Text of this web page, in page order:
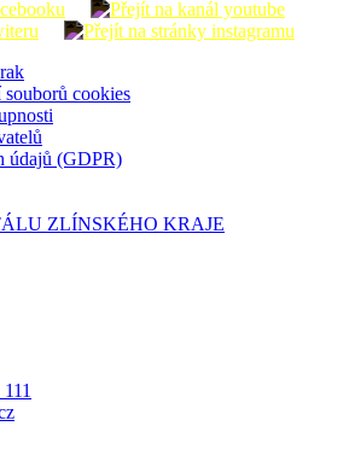
cookies
údajů (GDPR)
ZLÍNSKÉHO KRAJE